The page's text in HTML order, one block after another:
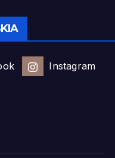
Instagram